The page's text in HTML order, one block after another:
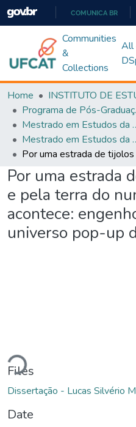
COMUNICA BR
Communities
&
Collections
All
Home
Mestrado em
Mestrado em
Por uma estrada
e pela terra do
acontece:
universo pop-up
Files
Dissertação - Lucas Silvério
Date